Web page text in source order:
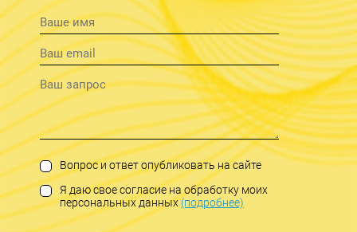
Вопрос и ответ опубликовать на сайте
Я даю свое согласие на обработку моих
персональных данных(подробнее)